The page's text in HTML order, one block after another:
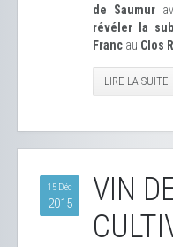
de Saumur
révéler la
Franc au Clos
LIRE LA SUITE
15 Déc
2015
VIN